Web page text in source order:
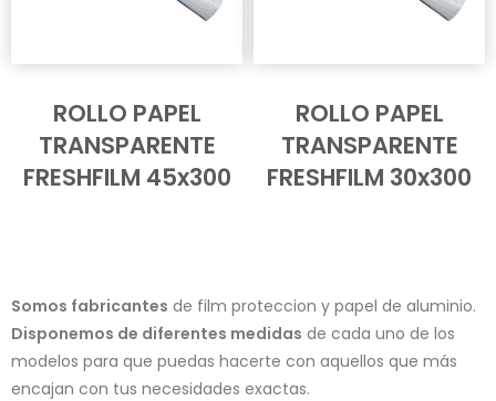
ROLLO PAPEL
TRANSPARENTE
FRESHFILM 45x300
ROLLO PAPEL
TRANSPARENTE
FRESHFILM 30x300
Somos fabricantes de film proteccion y papel de aluminio.
Disponemos de diferentes medidas de cada uno de los
modelos para que puedas hacerte con aquellos que más
encajan con tus necesidades exactas.